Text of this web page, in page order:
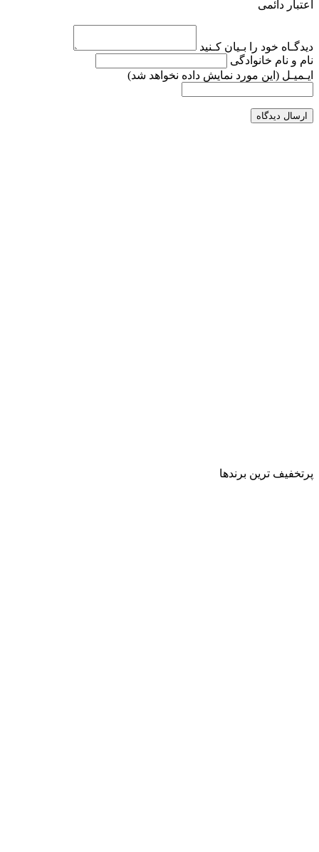
اعتبار دائمی
دیدگـاه خود را بـیان کـنید
نام و نام خانوادگی
ایـمیـل (این مورد نمایش داده نخواهد شد)
ارسال دیدگاه
پرتخفیف ترین برندها